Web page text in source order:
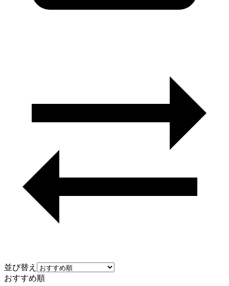
並び替え
おすすめ順